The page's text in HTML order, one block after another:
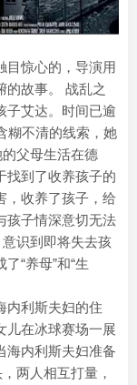
目惊心的，导演用
的故事。 战乱之
子艾达。时间已逾
糊不清的线索，她
父母生活在德
找到了收养孩子的
，收养了孩子，给
孩子情深意切无法
识到即将失去孩
“养母”和“生
内利斯夫妇的住
儿在冰球赛场一展
海内利斯夫妇准备
两人相互打量，